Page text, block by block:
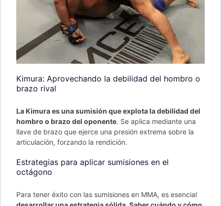
Kimura: Aprovechando la debilidad del hombro o
brazo rival
La Kimura es una sumisión que explota la debilidad del
hombro o brazo del oponente. Se aplica mediante una
llave de brazo que ejerce una presión extrema sobre la
articulación, forzando la rendición.
Estrategias para aplicar sumisiones en el
octágono
Para tener éxito con las sumisiones en MMA, es esencial